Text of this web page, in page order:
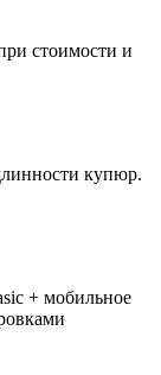
стоимости и
купюр.
+ мобильное